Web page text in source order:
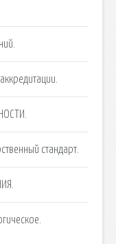
стандарт.